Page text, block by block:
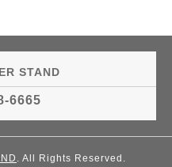
STAND
6665
. All Rights Reserved.